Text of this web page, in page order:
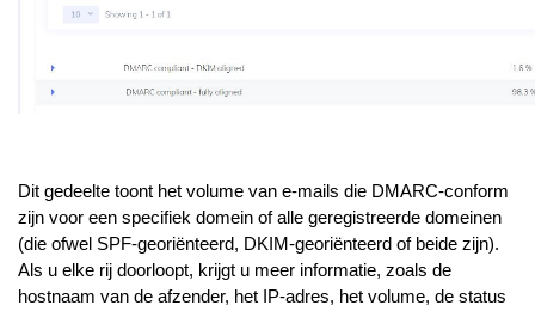
Dit gedeelte toont het volume van e-mails die DMARC-conform
zijn voor een specifiek domein of alle geregistreerde domeinen
(die ofwel SPF-georiënteerd, DKIM-georiënteerd of beide zijn).
Als u elke rij doorloopt, krijgt u meer informatie, zoals de
hostnaam van de afzender, het IP-adres, het volume, de status